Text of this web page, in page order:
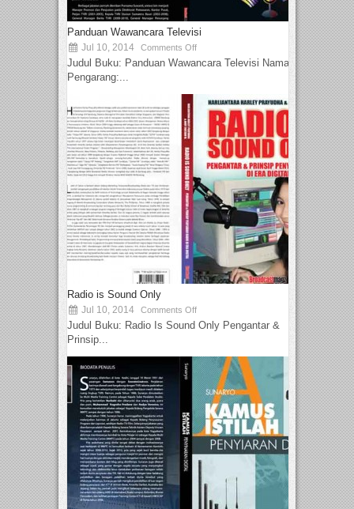
Panduan Wawancara Televisi
Jul 10, 2014 Comments Off
Judul Buku: Panduan Wawancara Televisi Nama
Pengarang:...
Radio is Sound Only
Jul 10, 2014 Comments Off
Judul Buku: Radio Is Sound Only Pengantar &
Prinsip...